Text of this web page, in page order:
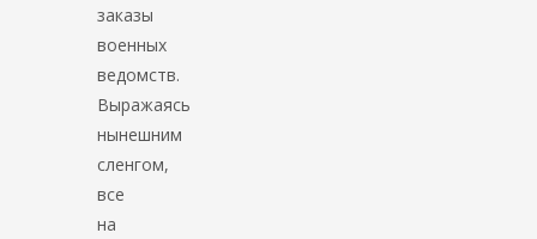
заказы
военных
ведомств.
Выражаясь
нынешним
сленгом,
все
на